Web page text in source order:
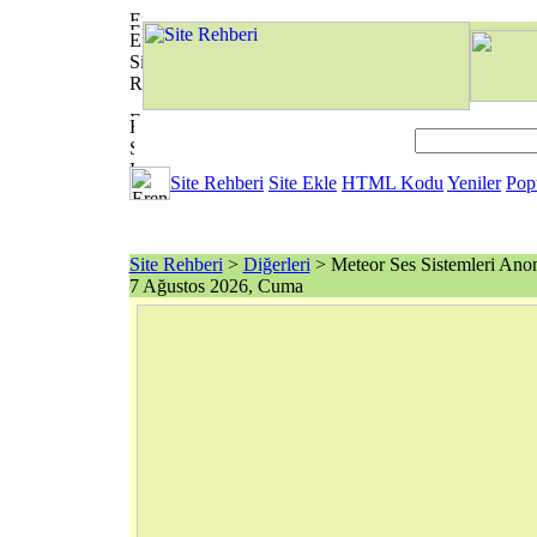
Site Rehberi Site Ekle HTML Kodu Yeniler
Site Rehberi > Diğerleri > Meteor Ses Sistemleri
7 Ağustos 2026, Cuma